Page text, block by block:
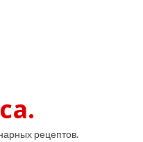
рецептов.